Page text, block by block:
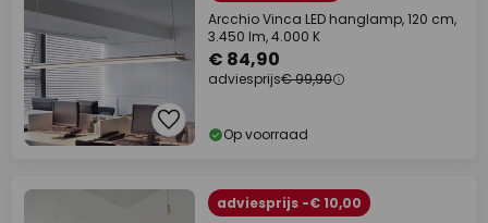
Arcchio Vinca LED hanglamp, 120 cm,
3.450 lm, 4.000 K
€ 84,90
adviesprijs€ 99,90
Op voorraad
adviesprijs -€ 10,00